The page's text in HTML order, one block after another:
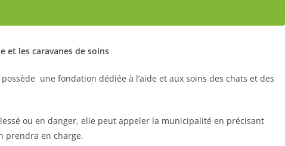
et les caravanes de soins
une fondation dédiée à l’aide et aux soins des chats et des
ou en danger, elle peut appeler la municipalité en précisant
prendra en charge.